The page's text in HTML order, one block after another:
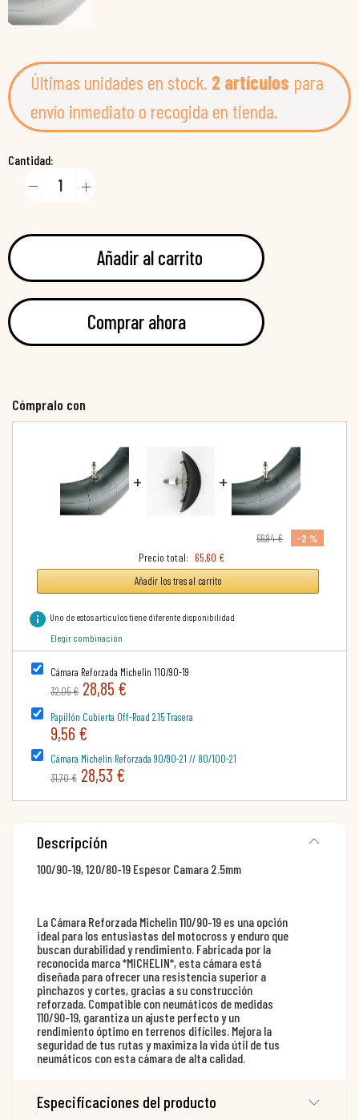
Últimas unidades en stock. 2 artículos para
envío inmediato o recogida en tienda.
Cantidad:
Añadir al carrito
Comprar ahora
Cómpralo con
+ +
66,94 €
-2 %
Precio total: 65,60 €
Añadir los tres al carrito
info Uno de estos artículos tiene diferente disponibilidad
Elegir combinación
Cámara Reforzada Michelin 110/90-19
32,05 € 28,85 €
Papillón Cubierta Off-Road 2.15 Trasera
9,56 €
Cámara Michelin Reforzada 90/90-21 // 80/100-21
31,70 € 28,53 €
Descripción
100/90-19, 120/80-19 Espesor Camara 2.5mm
La Cámara Reforzada Michelin 110/90-19 es una opción
ideal para los entusiastas del motocross y enduro que
buscan durabilidad y rendimiento. Fabricada por la
reconocida marca *MICHELIN*, esta cámara está
diseñada para ofrecer una resistencia superior a
pinchazos y cortes, gracias a su construcción
reforzada. Compatible con neumáticos de medidas
110/90-19, garantiza un ajuste perfecto y un
rendimiento óptimo en terrenos difíciles. Mejora la
seguridad de tus rutas y maximiza la vida útil de tus
neumáticos con esta cámara de alta calidad.
Especificaciones del producto